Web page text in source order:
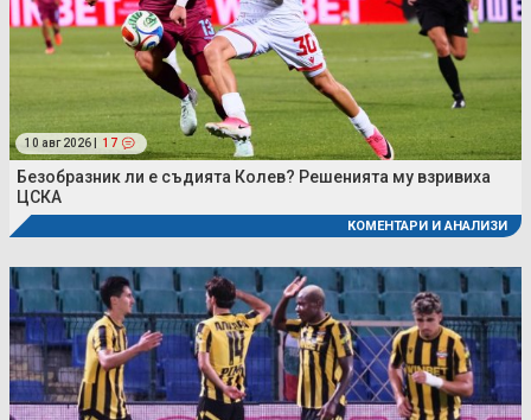
10 авг 2026 | 17
Безобразник ли е съдията Колев? Решенията му взривиха
ЦСКА
КОМЕНТАРИ И АНАЛИЗИ